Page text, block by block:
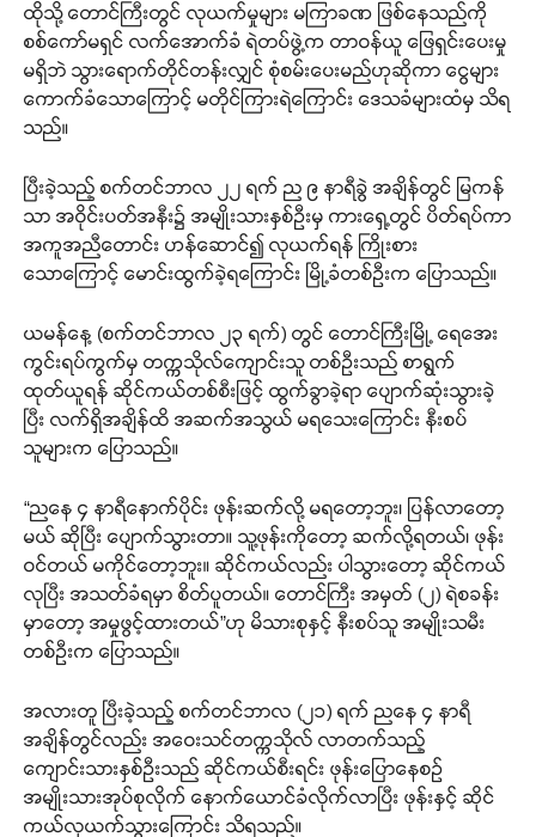
ထိုသို့ တောင်ကြီးတွင် လုယက်မှုများ မကြာခဏ ဖြစ်နေသည်ကို
စစ်ကော်မရှင် လက်အောက်ခံ ရဲတပ်ဖွဲ့က တာဝန်ယူ ဖြေရှင်းပေးမှု
မရှိဘဲ သွားရောက်တိုင်တန်းလျှင် စုံစမ်းပေးမည်ဟုဆိုကာ ငွေများ
ကောက်ခံသောကြောင့် မတိုင်ကြားရဲကြောင်း ဒေသခံများထံမှ သိရ
သည်။
ပြီးခဲ့သည့် စက်တင်ဘာလ ၂၂ ရက် ည ၉ နာရီခွဲ အချိန်တွင် မြကန်
သာ အဝိုင်းပတ်အနီး၌ အမျိုးသားနှစ်ဦးမှ ကားရှေ့တွင် ပိတ်ရပ်ကာ
အကူအညီတောင်း ဟန်ဆောင်၍ လုယက်ရန် ကြိုးစား
သောကြောင့် မောင်းထွက်ခဲ့ရကြောင်း မြို့ခံတစ်ဦးက ပြောသည်။
ယမန်နေ့ (စက်တင်ဘာလ ၂၃ ရက်) တွင် တောင်ကြီးမြို့ ရေအေး
ကွင်းရပ်ကွက်မှ တက္ကသိုလ်ကျောင်းသူ တစ်ဦးသည် စာရွက်
ထုတ်ယူရန် ဆိုင်ကယ်တစ်စီးဖြင့် ထွက်ခွာခဲ့ရာ ပျောက်ဆုံးသွားခဲ့
ပြီး လက်ရှိအချိန်ထိ အဆက်အသွယ် မရသေးကြောင်း နီးစပ်
သူများက ပြောသည်။
“ညနေ ၄ နာရီနောက်ပိုင်း ဖုန်းဆက်လို့ မရတော့ဘူး၊ ပြန်လာတော့
မယ် ဆိုပြီး ပျောက်သွားတာ။ သူ့ဖုန်းကိုတော့ ဆက်လို့ရတယ်၊ ဖုန်း
ဝင်တယ် မကိုင်တော့ဘူး။ ဆိုင်ကယ်လည်း ပါသွားတော့ ဆိုင်ကယ်
လုပြီး အသတ်ခံရမှာ စိတ်ပူတယ်။ တောင်ကြီး အမှတ် (၂) ရဲစခန်း
မှာတော့ အမှုဖွင့်ထားတယ်”ဟု မိသားစုနှင့် နီးစပ်သူ အမျိုးသမီး
တစ်ဦးက ပြောသည်။
အလားတူ ပြီးခဲ့သည့် စက်တင်ဘာလ (၂၁) ရက် ညနေ ၄ နာရီ
အချိန်တွင်လည်း အဝေးသင်တက္ကသိုလ် လာတက်သည့်
ကျောင်းသားနှစ်ဦးသည် ဆိုင်ကယ်စီးရင်း ဖုန်းပြောနေစဉ်
အမျိုးသားအုပ်စုလိုက် နောက်ယောင်ခံလိုက်လာပြီး ဖုန်းနှင့် ဆိုင်
ကယ်လုယက်သွားကြောင်း သိရသည်။